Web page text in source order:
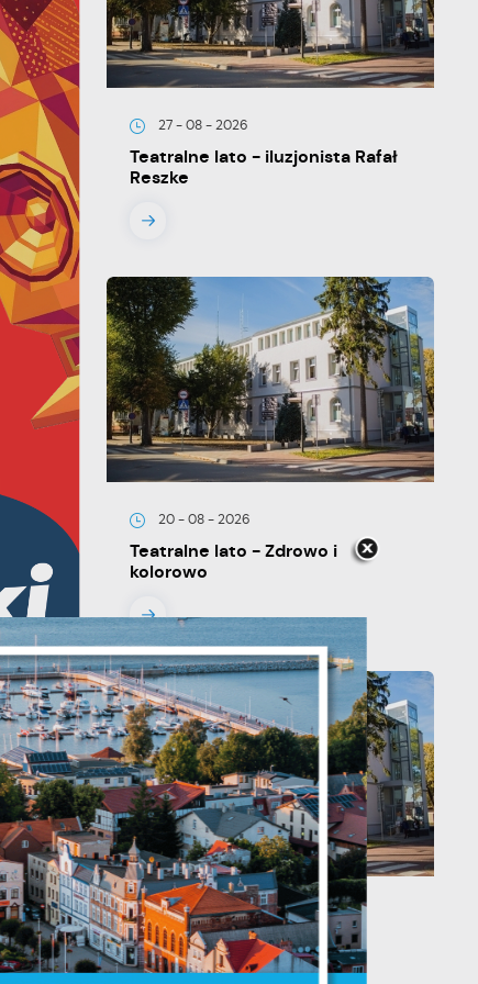
27 - 08 - 2026
Teatralne lato - iluzjonista Rafał
Reszke
20 - 08 - 2026
Teatralne lato - Zdrowo i
kolorowo
13 - 08 - 2026
Teatralne lato - Roszpunka